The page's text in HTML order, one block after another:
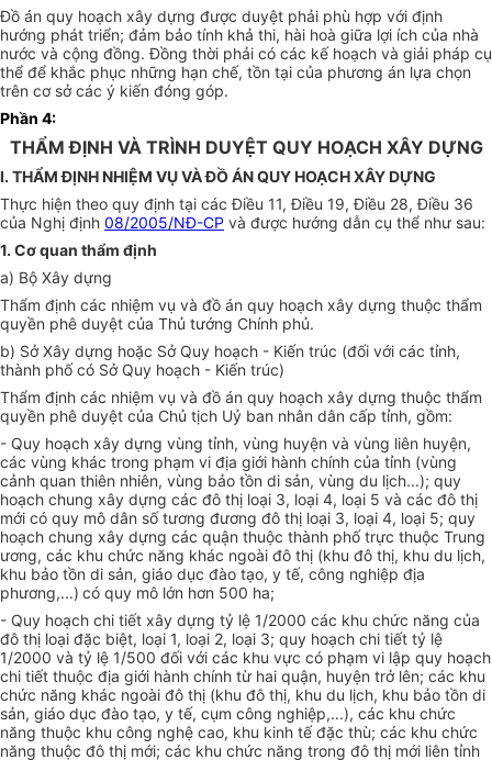
Đồ án quy hoạch xây dựng được duyệt phải phù hợp với định
hướng phát triển; đảm bảo tính khả thi, hài hoà giữa lợi ích của nhà
nước và cộng đồng. Đồng thời phải có các kế hoạch và giải pháp cụ
thể để khắc phục những hạn chế, tồn tại của phương án lựa chọn
trên cơ sở các ý kiến đóng góp.
Phần 4:
THẨM ĐỊNH VÀ TRÌNH DUYỆT QUY HOẠCH XÂY DỰNG
I. THẨM ĐỊNH NHIỆM VỤ VÀ ĐỒ ÁN QUY HOẠCH XÂY DỰNG
Thực hiện theo quy định tại các Điều 11, Điều 19, Điều 28, Điều 36
của Nghị định 08/2005/NĐ-CP và được hướng dẫn cụ thể như sau:
1. Cơ quan thẩm định
a) Bộ Xây dựng
Thẩm định các nhiệm vụ và đồ án quy hoạch xây dựng thuộc thẩm
quyền phê duyệt của Thủ tướng Chính phủ.
b) Sở Xây dựng hoặc Sở Quy hoạch - Kiến trúc (đối với các tỉnh,
thành phố có Sở Quy hoạch - Kiến trúc)
Thẩm định các nhiệm vụ và đồ án quy hoạch xây dựng thuộc thẩm
quyền phê duyệt của Chủ tịch Uỷ ban nhân dân cấp tỉnh, gồm:
- Quy hoạch xây dựng vùng tỉnh, vùng huyện và vùng liên huyện,
các vùng khác trong phạm vi địa giới hành chính của tỉnh (vùng
cảnh quan thiên nhiên, vùng bảo tồn di sản, vùng du lịch...); quy
hoạch chung xây dựng các đô thị loại 3, loại 4, loại 5 và các đô thị
mới có quy mô dân số tương đương đô thị loại 3, loại 4, loại 5; quy
hoạch chung xây dựng các quận thuộc thành phố trực thuộc Trung
ương, các khu chức năng khác ngoài đô thị (khu đô thị, khu du lịch,
khu bảo tồn di sản, giáo dục đào tạo, y tế, công nghiệp địa
phương,...) có quy mô lớn hơn 500 ha;
- Quy hoạch chi tiết xây dựng tỷ lệ 1/2000 các khu chức năng của
đô thị loại đặc biệt, loại 1, loại 2, loại 3; quy hoạch chi tiết tỷ lệ
1/2000 và tỷ lệ 1/500 đối với các khu vực có phạm vi lập quy hoạch
chi tiết thuộc địa giới hành chính từ hai quận, huyện trở lên; các khu
chức năng khác ngoài đô thị (khu đô thị, khu du lịch, khu bảo tồn di
sản, giáo dục đào tạo, y tế, cụm công nghiệp,...), các khu chức
năng thuộc khu công nghệ cao, khu kinh tế đặc thù; các khu chức
năng thuộc đô thị mới; các khu chức năng trong đô thị mới liên tỉnh